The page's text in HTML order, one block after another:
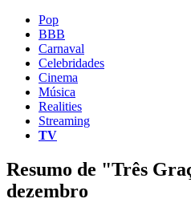
Pop
BBB
Carnaval
Celebridades
Cinema
Música
Realities
Streaming
TV
Resumo de "Três
dezembro